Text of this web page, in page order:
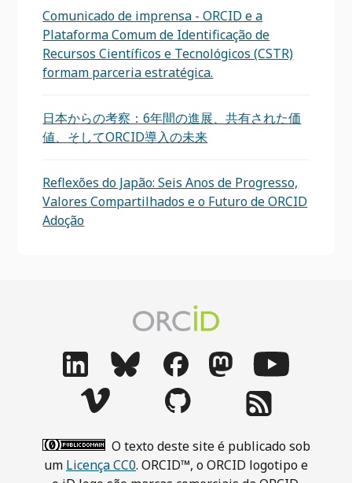
Comunicado de imprensa - ORCID e a
Plataforma Comum de Identificação de
Recursos Científicos e Tecnológicos (CSTR)
formam parceria estratégica.
日本からの考察：6年間の進展、共有された価
値、そしてORCID導入の未来
Reflexões do Japão: Seis Anos de Progresso,
Valores Compartilhados e o Futuro de ORCID
Adoção
O texto deste site é publicado sob
um Licença CC0. ORCID™, o ORCID logotipo e